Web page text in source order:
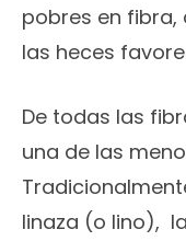
pobres en
las heces
De todas las
una de las
linaza (o lino),